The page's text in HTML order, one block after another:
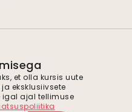
et olla kursis uute
eksklusiivsete
igal ajal tellimuse